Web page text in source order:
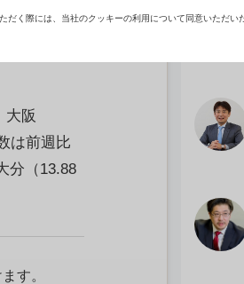
続で感染
大阪
は前週比
分（13.88
す。
く際には、当社のクッキーの利用について同意いただい